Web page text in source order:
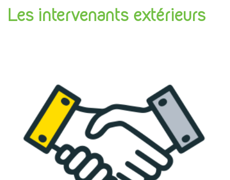
Les intervenants extérieurs